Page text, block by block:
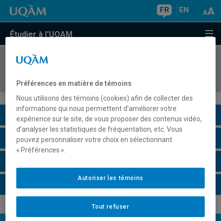
FR EN
Étudier à l'UQAM
COURS//
Description du cours
Horaire - Été 2026
Préférences en matière de témoins
Nous utilisons des témoins (cookies) afin de collecter des
informations qui nous permettent d’améliorer votre
expérience sur le site, de vous proposer des contenus vidéo,
d’analyser les statistiques de fréquentation, etc. Vous
pouvez personnaliser votre choix en sélectionnant
« Préférences ».
Tout refuser
Autoriser les témoins